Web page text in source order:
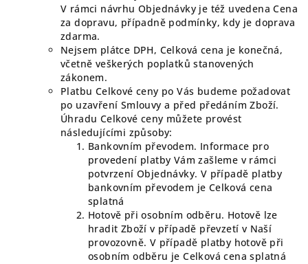
V rámci návrhu Objednávky je též uvedena Cena
za dopravu, případně podmínky, kdy je doprava
zdarma.
Nejsem plátce DPH, Celková cena je konečná,
včetně veškerých poplatků stanovených
zákonem.
Platbu Celkové ceny po Vás budeme požadovat
po uzavření Smlouvy a před předáním Zboží.
Úhradu Celkové ceny můžete provést
následujícími způsoby:
Bankovním převodem. Informace pro
provedení platby Vám zašleme v rámci
potvrzení Objednávky. V případě platby
bankovním převodem je Celková cena
splatná
Hotově při osobním odběru. Hotově lze
hradit Zboží v případě převzetí v Naší
provozovně. V případě platby hotově při
osobním odběru je Celková cena splatná